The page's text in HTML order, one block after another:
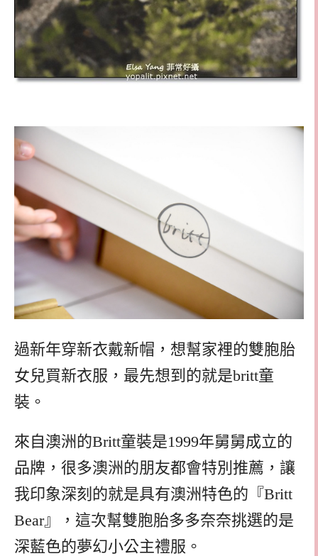
過新年穿新衣戴新帽，想幫家裡的雙胞胎
女兒買新衣服，最先想到的就是britt童
裝。
來自澳洲的Britt童裝是1999年舅舅成立的
品牌，很多澳洲的朋友都會特別推薦，讓
我印象深刻的就是具有澳洲特色的『Britt
Bear』，這次幫雙胞胎多多奈奈挑選的是
深藍色的夢幻小公主禮服。